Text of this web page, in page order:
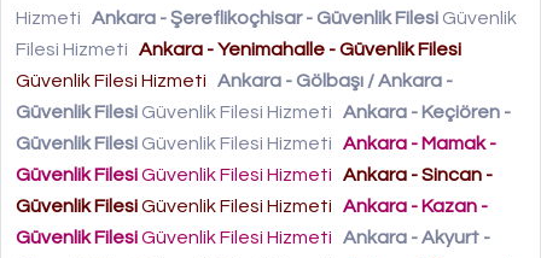
Hizmeti
Ankara - Şereflikoçhisar - Güvenlik Filesi Güvenlik
Filesi Hizmeti
Ankara - Yenimahalle - Güvenlik Filesi
Güvenlik Filesi Hizmeti
Ankara - Gölbaşı / Ankara -
Güvenlik Filesi Güvenlik Filesi Hizmeti
Ankara - Keçiören -
Güvenlik Filesi Güvenlik Filesi Hizmeti
Ankara - Mamak -
Güvenlik FilesiGüvenlik Filesi Hizmeti
Ankara - Sincan -
Güvenlik FilesiGüvenlik Filesi Hizmeti
Ankara - Kazan -
Güvenlik FilesiGüvenlik Filesi Hizmeti
Ankara - Akyurt -